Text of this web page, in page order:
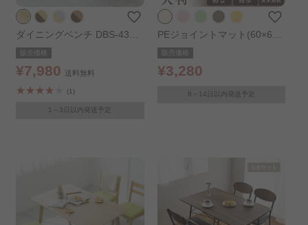
ダイニングベンチ DBS-430
オーク×グリーン
販売価格
¥7,980 送料無料
(1)
1～3日以内発送予定
PEジョイントマット(60×60×
2) 4枚セット PEJTM-602 ベ
ージュ
販売価格
¥3,280
8～14日以内発送予定